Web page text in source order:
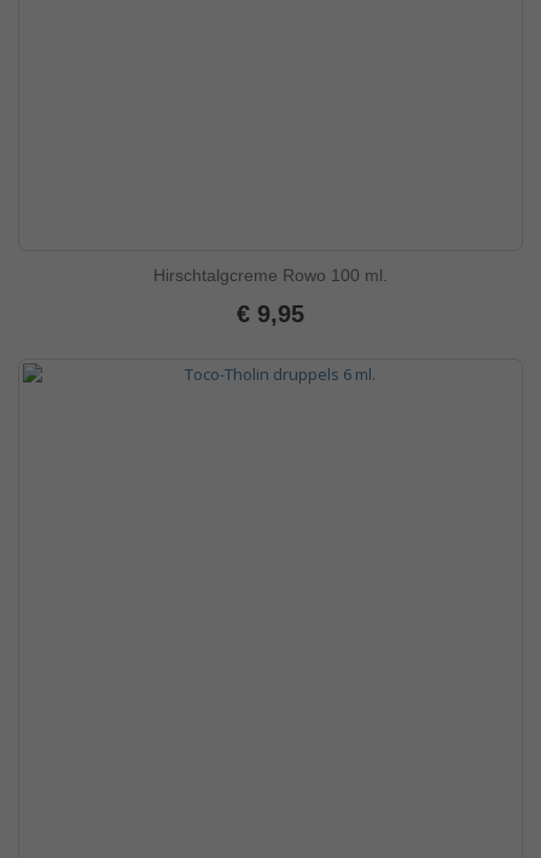
Hirschtalgcreme Rowo 100 ml.
€ 9,95